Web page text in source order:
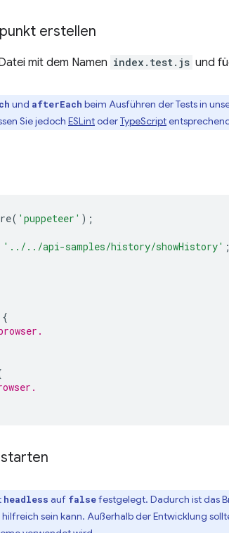
erstellen
mit dem Namen index.test.js und
und afterEach beim Ausführen der Tests in
Sie jedoch ESLintoderTypeScript
( 'puppeteer' );
'../../api-samples/history/showHistory' ;
{
headless auf falsefestgelegt. Dadurch ist das
sein kann. Außerhalb der Entwicklung